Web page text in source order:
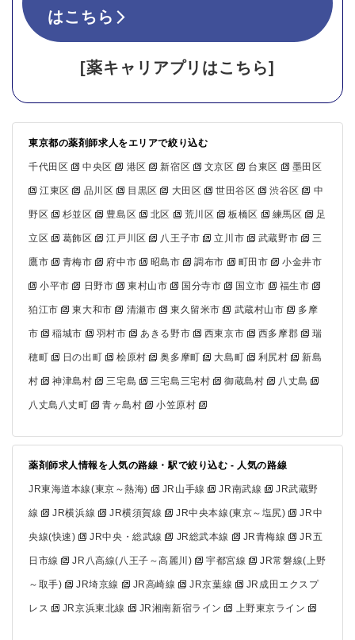
はこちら
[薬キャリアプリはこちら]
東京都の薬剤師求人をエリアで絞り込む
千代田区 中央区 港区 新宿区 文京区 台東区 墨田区
江東区 品川区 目黒区 大田区 世田谷区 渋谷区 中
野区 杉並区 豊島区 北区 荒川区 板橋区 練馬区 足
立区 葛飾区 江戸川区 八王子市 立川市 武蔵野市 三
鷹市 青梅市 府中市 昭島市 調布市 町田市 小金井市
小平市 日野市 東村山市 国分寺市 国立市 福生市
狛江市 東大和市 清瀬市 東久留米市 武蔵村山市 多摩
市 稲城市 羽村市 あきる野市 西東京市 西多摩郡 瑞
穂町 日の出町 桧原村 奥多摩町 大島町 利尻村 新島
村 神津島村 三宅島 三宅島三宅村 御蔵島村 八丈島
八丈島八丈町 青ヶ島村 小笠原村
薬剤師求人情報を人気の路線・駅で絞り込む - 人気の路線
JR東海道本線(東京～熱海) JR山手線 JR南武線 JR武蔵野
線 JR横浜線 JR横須賀線 JR中央本線(東京～塩尻) JR中
央線(快速) JR中央・総武線 JR総武本線 JR青梅線 JR五
日市線 JR八高線(八王子～高麗川) 宇都宮線 JR常磐線(上野
～取手) JR埼京線 JR高崎線 JR京葉線 JR成田エクスプ
レス JR京浜東北線 JR湘南新宿ライン 上野東京ライン